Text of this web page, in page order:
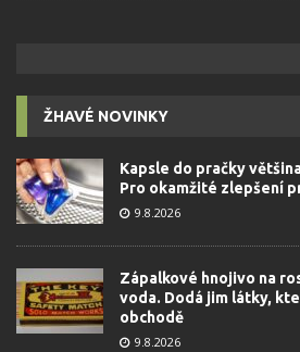
ŽHAVÉ NOVINKY
Kapsle do pračky
Pro okamžité zlepšení
9.8.2026
Zápalkové hnojivo na
voda. Dodá jim látky,
obchodě
9.8.2026